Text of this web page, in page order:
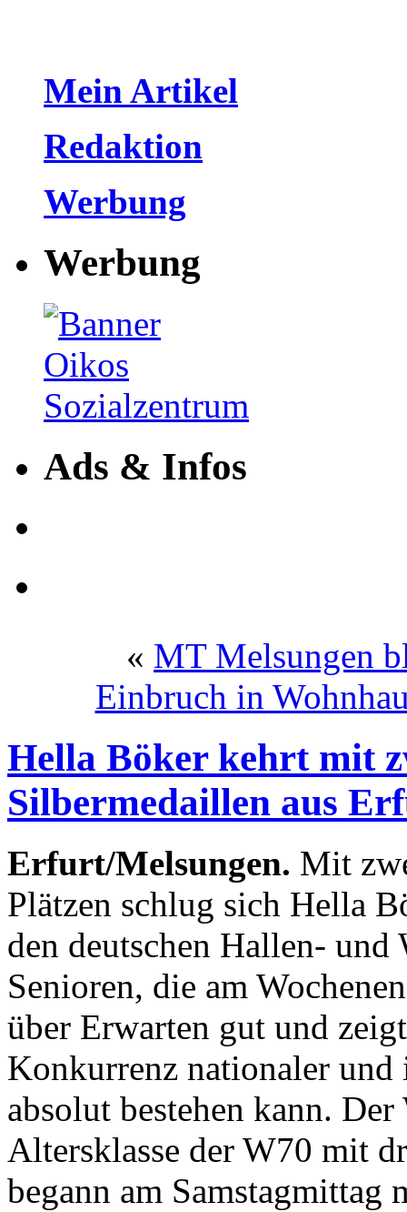
Mein Artikel
Redaktion
Werbung
Werbung
Ads & Infos
« MT Melsungen
Einbruch in
Hella Böker kehrt mit
Silbermedaillen aus
Erfurt/Melsungen. Mit
Plätzen schlug sich Hella
den deutschen Hallen-
Senioren, die am
über Erwarten gut und
Konkurrenz nationaler
absolut bestehen kann.
Altersklasse der W70 mit
begann am Samstagmittag